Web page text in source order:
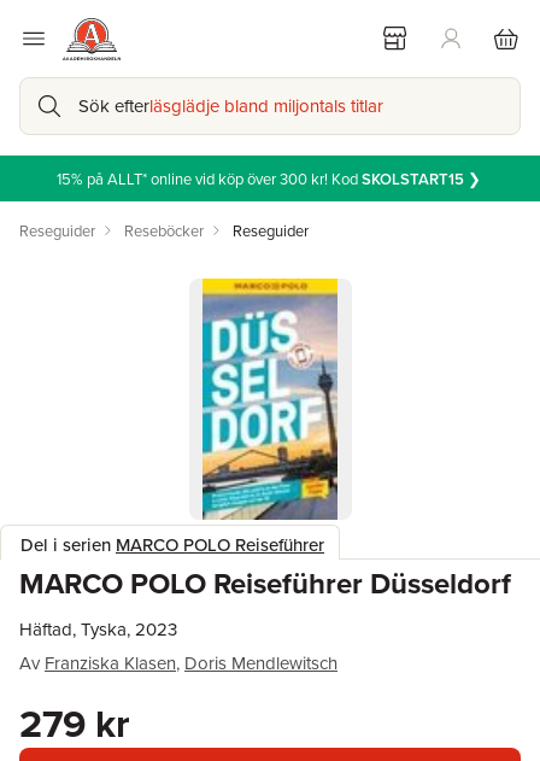
Sök efterläsglädje bland miljontals titlar
15% på ALLT* online vid köp över 300 kr! KodSKOLSTART15❯
Reseguider Reseböcker Reseguider
Del i serien MARCO POLO Reiseführer
MARCO POLO Reiseführer Düsseldorf
Häftad, Tyska, 2023
Av Franziska Klasen, Doris Mendlewitsch
279 kr